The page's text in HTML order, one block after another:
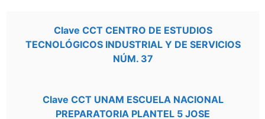
Clave CCT CENTRO DE ESTUDIOS
TECNOLÓGICOS INDUSTRIAL Y DE SERVICIOS
NÚM. 37
Clave CCT UNAM ESCUELA NACIONAL
PREPARATORIA PLANTEL 5 JOSE